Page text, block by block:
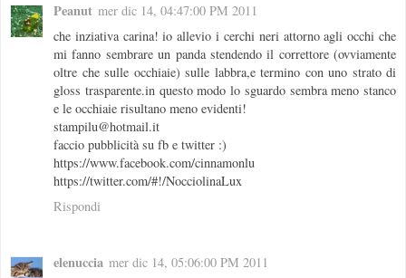
Peanut mer dic 14, 04:47:00 PM 2011
che inziativa carina! io allevio i cerchi neri attorno agli occhi che
mi fanno sembrare un panda stendendo il correttore (ovviamente
oltre che sulle occhiaie) sulle labbra,e termino con uno strato di
gloss trasparente.in questo modo lo sguardo sembra meno stanco
e le occhiaie risultano meno evidenti!
stampilu@hotmail.it
faccio pubblicità su fb e twitter :)
https://www.facebook.com/cinnamonlu
https://twitter.com/#!/NocciolinaLux
Rispondi
elenuccia mer dic 14, 05:06:00 PM 2011